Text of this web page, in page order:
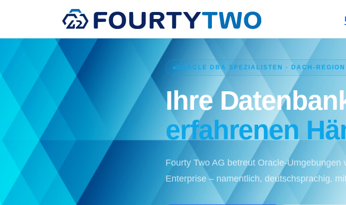
ORACLE DBA SPEZIALISTEN · DACH-REGION
Ihre
erfahrenen
Fourty Two AG betreut Oracle-Umgebungen
Enterprise – namentlich, deutschsprachig,